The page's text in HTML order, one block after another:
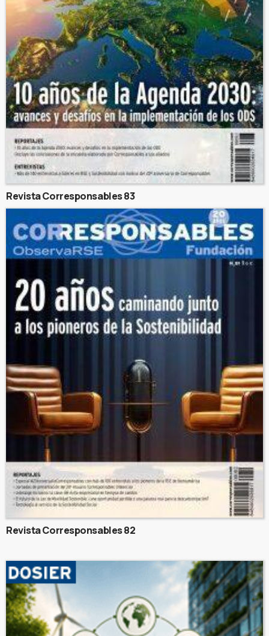
Revista Corresponsables 83
Revista Corresponsables 82